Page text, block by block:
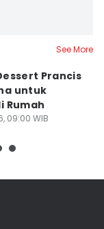
See More
Prancis
untuk
Rumah
09:00 WIB